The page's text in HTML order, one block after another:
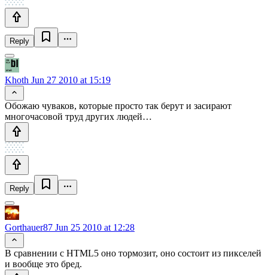
Reply
Khoth Jun 27 2010 at 15:19
Обожаю чуваков, которые просто так берут и засирают
многочасовой труд других людей…
Reply
Gorthauer87 Jun 25 2010 at 12:28
В сравнении с HTML5 оно тормозит, оно состоит из пикселей
и вообще это бред.